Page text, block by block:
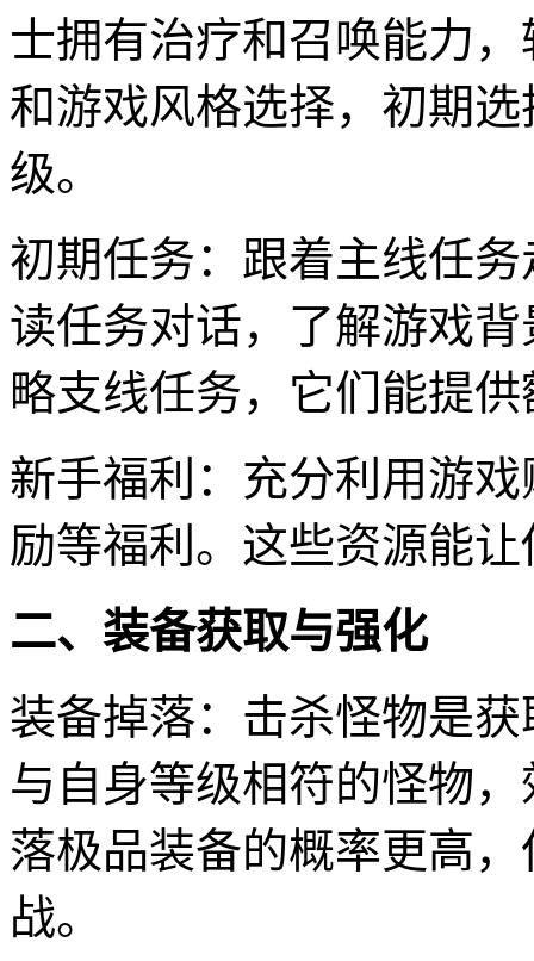
士拥有治疗和召唤能力
和游戏风格选择，初期
级。
初期任务：跟着主线任
读任务对话，了解游戏
略支线任务，它们能提
新手福利：充分利用游
励等福利。这些资源能
二、装备获取与强化
装备掉落：击杀怪物是
与自身等级相符的怪物
落极品装备的概率更高
战。